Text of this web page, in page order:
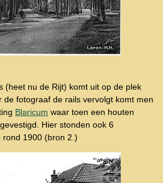
(heet nu de Rijt) komt uit op de plek
de fotograaf de rails vervolgt komt men
Blaricum waar toen een houten
Hier stonden ook 6
rond 1900 (bron 2.)